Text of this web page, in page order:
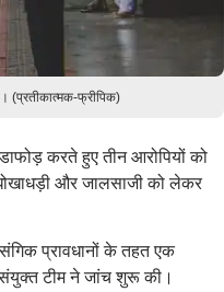
(प्रतीकात्मक-फ्रीपिक)
करते हुए तीन आरोपियों को
और जालसाजी को लेकर
प्रावधानों के तहत एक
टीम ने जांच शुरू की।